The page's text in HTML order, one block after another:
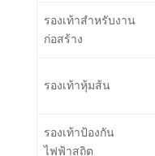
ประเภทรองเท้า
รองเท้าหุ้มข้อ
รองเท้าสำหรับงาน
ก่อสร้าง